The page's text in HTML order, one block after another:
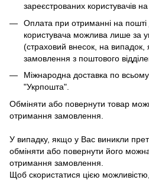
зареєстрованих користувачів
Оплата при отриманні на
користувача можлива лише за
(страховий внесок, на випадок,
замовлення з поштового
Міжнародна доставка по всьому
"Укрпошта".
Обміняти або повернути товар
отримання замовлення.
У випадку, якщо у Вас виникли
обміняти або повернути його
отримання замовлення.
Щоб скористатися цією